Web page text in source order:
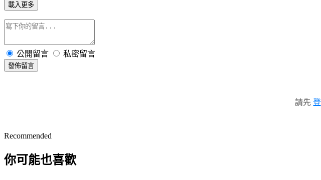
載入更多
公開留言 私密留言
發佈留言
請先
Recommended
你可能也喜歡